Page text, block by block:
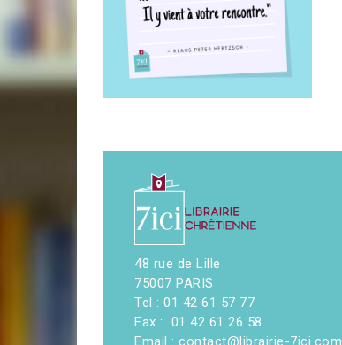
48 rue de Lille
75007 PARIS
Tel : 01 42 61 57 77
Fax : 01 42 61 26 58
Email : contact@librairie-7ici.com